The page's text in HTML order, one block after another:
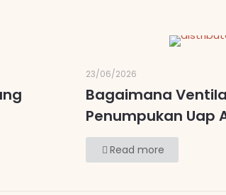
23/06/2026
Bagaimana
Penumpukan Uap
Read more